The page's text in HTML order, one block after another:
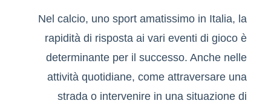
Nel calcio, uno sport amatissimo in Italia, la
rapidità di risposta ai vari eventi di gioco è
determinante per il successo. Anche nelle
attività quotidiane, come attraversare una
strada o intervenire in una situazione di